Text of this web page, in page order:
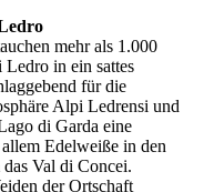
mehr als 1.000
in ein sattes
für die
Alpi Ledrensi und
di Garda eine
Edelweiße in den
Val di Concei.
der Ortschaft